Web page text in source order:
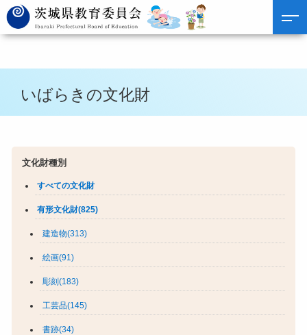
いばらきの文化財
文化財種別
すべての文化財
有形文化財(825)
建造物(313)
絵画(91)
彫刻(183)
工芸品(145)
書跡(34)